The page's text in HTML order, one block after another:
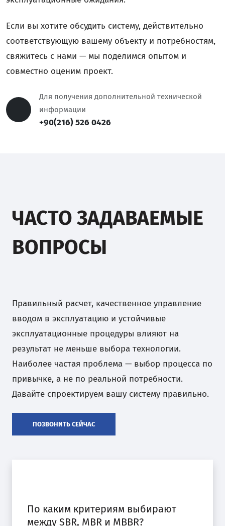
Если вы хотите обсудить систему, действительно
соответствующую вашему объекту и потребностям,
свяжитесь с нами — мы поделимся опытом и
совместно оценим проект.
Для получения дополнительной технической
информации
+90(216) 526 0426
ЧАСТО ЗАДАВАЕМЫЕ
ВОПРОСЫ
Правильный расчет, качественное управление
вводом в эксплуатацию и устойчивые
эксплуатационные процедуры влияют на
результат не меньше выбора технологии.
Наиболее частая проблема — выбор процесса по
привычке, а не по реальной потребности.
Давайте спроектируем вашу систему правильно.
ПОЗВОНИТЬ СЕЙЧАС
По каким критериям выбирают
между SBR, MBR и MBBR?